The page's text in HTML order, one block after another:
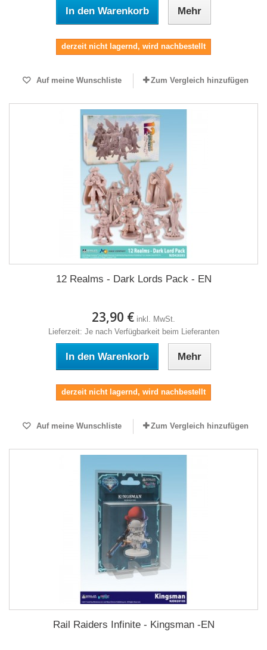
In den Warenkorb Mehr
derzeit nicht lagernd, wird nachbestellt
Auf meine Wunschliste Zum Vergleich hinzufügen
12 Realms - Dark Lords Pack - EN
23,90 € inkl. MwSt.
Lieferzeit: Je nach Verfügbarkeit beim Lieferanten
In den Warenkorb Mehr
derzeit nicht lagernd, wird nachbestellt
Auf meine Wunschliste Zum Vergleich hinzufügen
Rail Raiders Infinite - Kingsman -EN